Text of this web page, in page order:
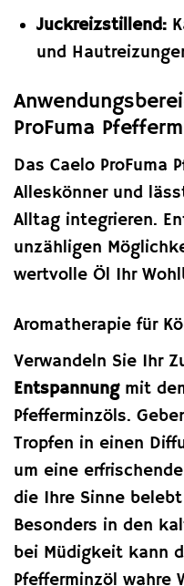
Juckreizstillend:
und
ProFuma
Das Caelo ProFuma
Alleskönner und
Alltag integrieren.
unzähligen
wertvolle Öl Ihr
Aromatherapie für
Verwandeln Sie Ihr
Entspannungmit
Pfefferminzöls.
Tropfen in einen
um eine
die Ihre Sinne
Besonders in den
bei Müdigkeit kann
Pfefferminzöl wahre